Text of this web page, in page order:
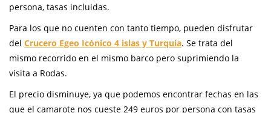
persona, tasas incluidas.
Para los que no cuenten con tanto tiempo, pueden disfrutar
del Crucero Egeo Icónico 4 islas y Turquía. Se trata del
mismo recorrido en el mismo barco pero suprimiendo la
visita a Rodas.
El precio disminuye, ya que podemos encontrar fechas en las
que el camarote nos cueste 249 euros por persona con tasas